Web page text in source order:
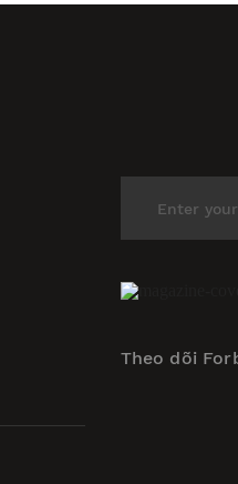
Theo dõi